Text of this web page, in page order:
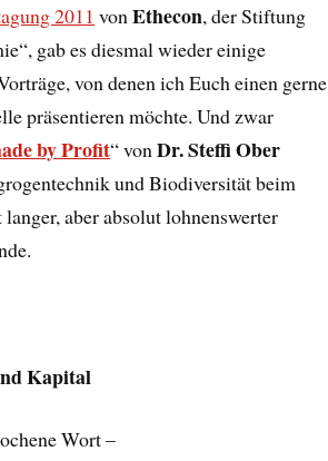
2011 vonEthecon, der Stiftung
gab es diesmal wieder einige
von denen ich Euch einen gerne
präsentieren möchte. Und zwar
by Profit“ vonDr. Steffi Ober
und Biodiversität beim
aber absolut lohnenswerter
Kapital
Wort –